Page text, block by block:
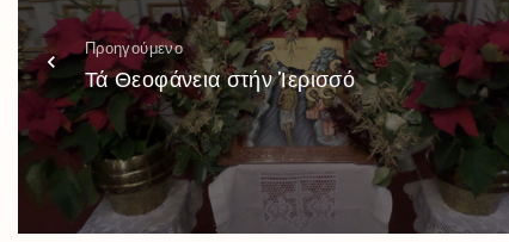
Προηγούμενο
Τά Θεοφάνεια στήν Ἱερισσό